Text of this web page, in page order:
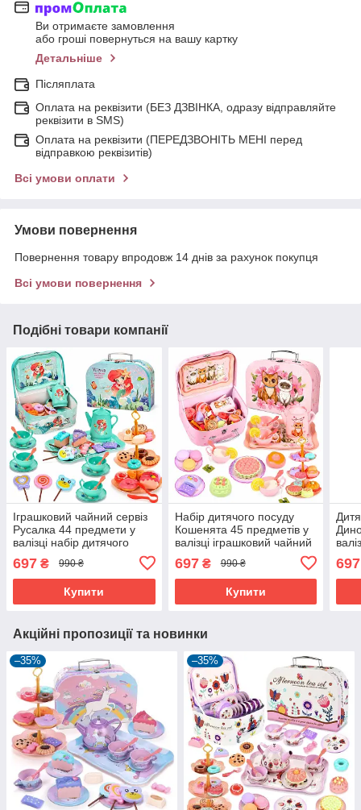
Ви отримаєте замовлення
або гроші повернуться на вашу картку
Детальніше
Післяплата
Оплата на реквізити (БЕЗ ДЗВІНКА, одразу відправляйте
реквізити в SMS)
Оплата на реквізити (ПЕРЕДЗВОНІТЬ МЕНІ перед
відправкою реквізитів)
Всі умови оплати
Умови повернення
Повернення товару впродовж 14 днів за рахунок покупця
Всі умови повернення
Подібні товари компанії
Іграшковий чайний сервіз
Русалка 44 предмети у
валізці набір дитячого
(61119)
697 ₴ 990 ₴
Купити
Набір дитячого посуду
Кошенята 45 предметів у
валізці іграшковий чайний
697₴ 990 ₴
Купити
697
Акційні пропозиції та новинки
–35% –35%